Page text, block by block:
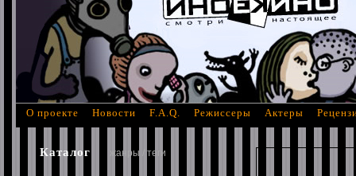
Каталог жанры / теги
О проекте Новости F.A.Q. Режиссеры Актеры